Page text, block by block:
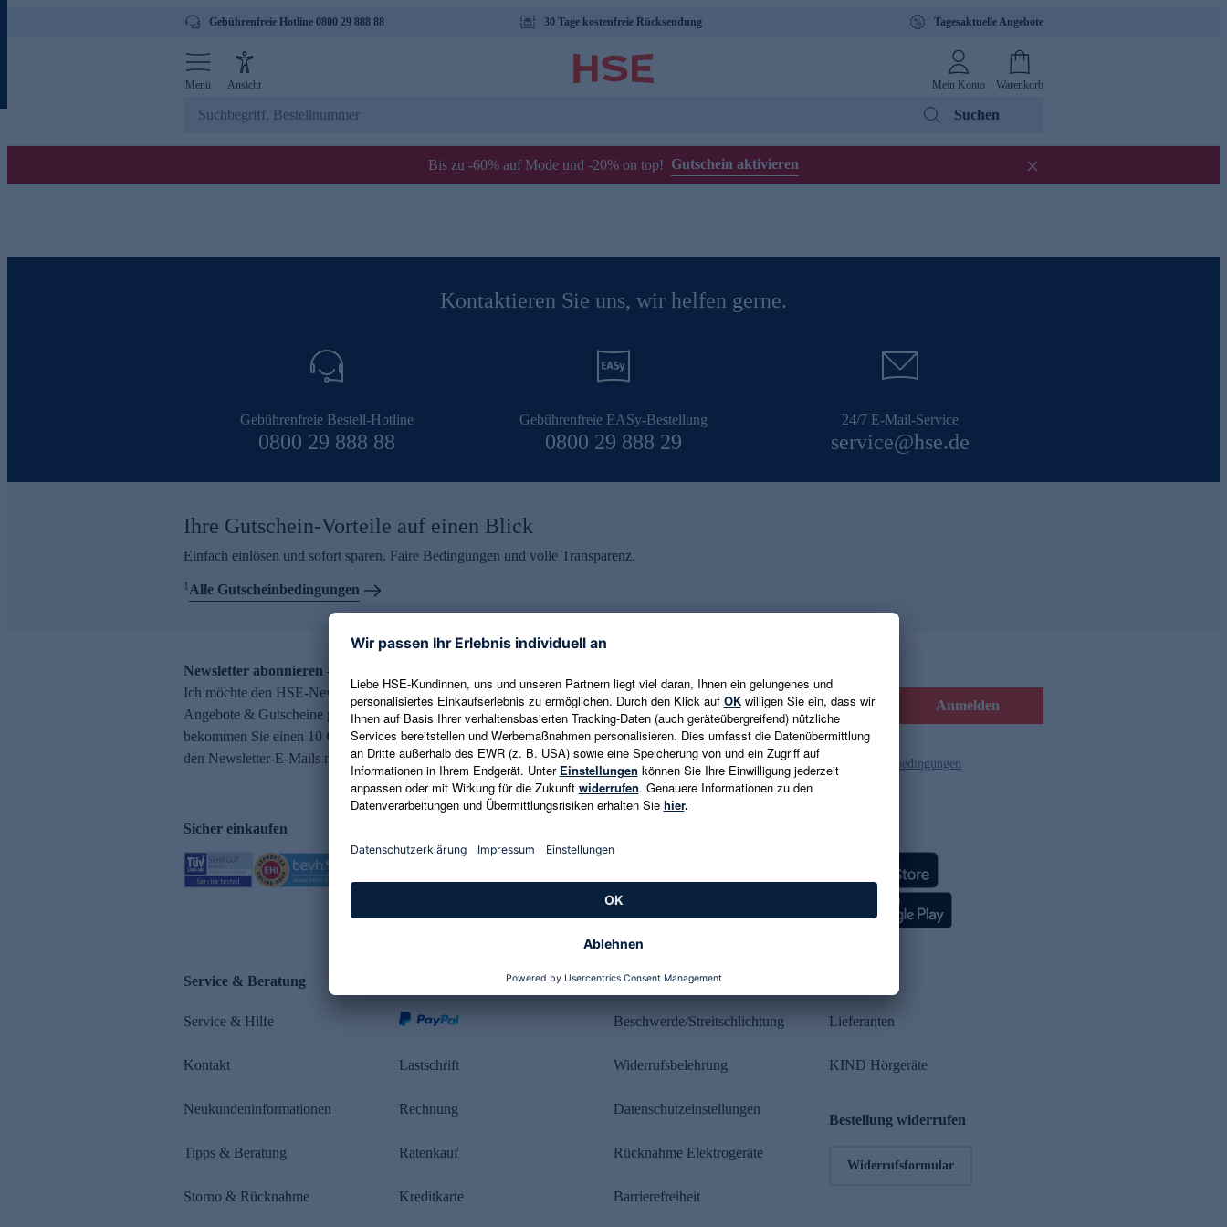
Gebührenfreie Hotline 0800 29 888 88 30 Tage kostenfreie Rücksendung Tagesaktuelle Angebote
Menü Ansicht Mein Konto Warenkorb
Suchen
Bis zu -60% auf Mode und -20% on top! Gutschein aktivieren
Kontaktieren Sie uns, wir helfen gerne.
Gebührenfreie Bestell-Hotline
0800 29 888 88
Gebührenfreie EASy-Bestellung
0800 29 888 29
24/7 E-Mail-Service
service@hse.de
Ihre Gutschein-Vorteile auf einen Blick
Einfach einlösen und sofort sparen. Faire Bedingungen und volle Transparenz.
1Alle Gutscheinbedingungen
Newsletter abonnieren – 10 € Gutschein erhalten
Ich möchte den HSE-Newsletter abonnieren und aktuelle Trends,
Angebote & Gutscheine per E-Mail erhalten. Als Dankeschön
bekommen Sie einen 10 € Gutschein. Eine Abmeldung ist jederzeit in
den Newsletter-E-Mails möglich.
E-Mail-Adresse eingeben Anmelden
Es gelten die Datenschutzrichtlinien und die Gutscheinbedingungen
Sicher einkaufen
Service & Beratung
Service & Hilfe
Kontakt
Neukundeninformationen
Tipps & Beratung
Storno & Rücknahme
Lastschrift
Rechnung
Ratenkauf
Kreditkarte
Rechtliches
Beschwerde/Streitschlichtung
Widerrufsbelehrung
Datenschutzeinstellungen
Rücknahme Elektrogeräte
Barrierefreiheit
Lieferanten
KIND Hörgeräte
Bestellung widerrufen
Widerrufsformular